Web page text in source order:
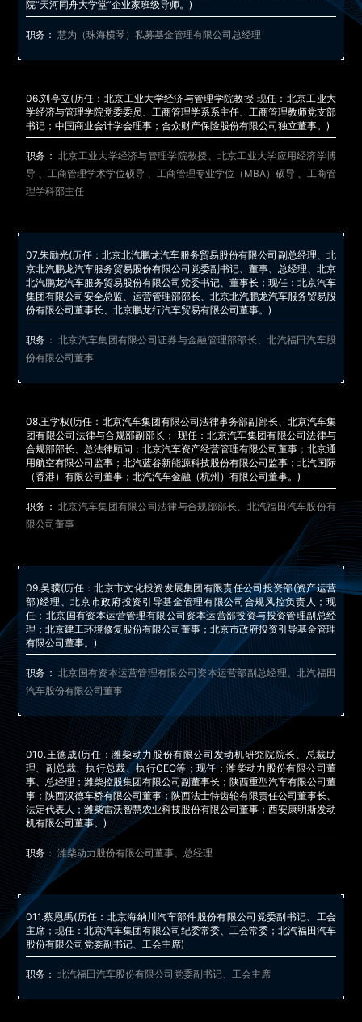
院“天河同舟大学堂”企业家班级导师。)
职务： 慧为（珠海横琴）私募基金管理有限公司总经理
06.刘亭立(历任：北京工业大学经济与管理学院教授 现任：北京工业大
学经济与管理学院党委委员、工商管理学系系主任、工商管理教师党支部
书记；中国商业会计学会理事；合众财产保险股份有限公司独立董事。)
职务： 北京工业大学经济与管理学院教授、北京工业大学应用经济学博
导 、工商管理学术学位硕导 、工商管理专业学位（MBA）硕导 、工商管
理学科部主任
07.朱励光(历任：北京北汽鹏龙汽车服务贸易股份有限公司副总经理、北
京北汽鹏龙汽车服务贸易股份有限公司党委副书记、董事、总经理、北京
北汽鹏龙汽车服务贸易股份有限公司党委书记、董事长；现任：北京汽车
集团有限公司安全总监、运营管理部部长、北京北汽鹏龙汽车服务贸易股
份有限公司董事长、北京鹏龙行汽车贸易有限公司董事。)
职务： 北京汽车集团有限公司证券与金融管理部部长、北汽福田汽车股
份有限公司董事
08.王学权(历任：北京汽车集团有限公司法律事务部副部长、北京汽车集
团有限公司法律与合规部副部长； 现任：北京汽车集团有限公司法律与
合规部部长、总法律顾问；北京汽车资产经营管理有限公司董事；北京通
用航空有限公司监事；北汽蓝谷新能源科技股份有限公司监事；北汽国际
（香港）有限公司董事；北汽汽车金融（杭州）有限公司董事。)
职务： 北京汽车集团有限公司法律与合规部部长、北汽福田汽车股份有
限公司董事
09.吴骥(历任：北京市文化投资发展集团有限责任公司投资部(资产运营
部)经理、北京市政府投资引导基金管理有限公司合规风控负责人；现
任：北京国有资本运营管理有限公司资本运营部投资与投资管理副总经
理；北京建工环境修复股份有限公司董事；北京市政府投资引导基金管理
有限公司董事。)
职务： 北京国有资本运营管理有限公司资本运营部副总经理、北汽福田
汽车股份有限公司董事
010.王德成(历任：潍柴动力股份有限公司发动机研究院院长、总裁助
理、副总裁、执行总裁、执行CEO等；现任：潍柴动力股份有限公司董
事、总经理；潍柴控股集团有限公司副董事长；陕西重型汽车有限公司董
事；陕西汉德车桥有限公司董事；陕西法士特齿轮有限责任公司董事长、
法定代表人；潍柴雷沃智慧农业科技股份有限公司董事；西安康明斯发动
机有限公司董事。)
职务：潍柴动力股份有限公司董事、总经理
011.蔡恩禹(历任：北京海纳川汽车部件股份有限公司党委副书记、工会
主席；现任：北京汽车集团有限公司纪委常委、工会常委；北汽福田汽车
股份有限公司党委副书记、工会主席)
职务： 北汽福田汽车股份有限公司党委副书记、工会主席